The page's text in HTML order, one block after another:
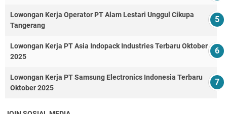
Lowongan Kerja Operator PT Alam Lestari Unggul Cikupa
Tangerang
Lowongan Kerja PT Asia Indopack Industries Terbaru Oktober
2025
Lowongan Kerja PT Samsung Electronics Indonesia Terbaru
Oktober 2025